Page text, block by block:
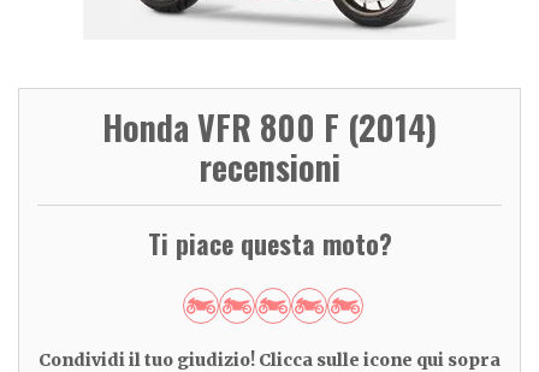
Honda VFR 800 F (2014)
recensioni
Ti piace questa moto?
Condividi il tuo giudizio! Clicca sulle icone qui sopra